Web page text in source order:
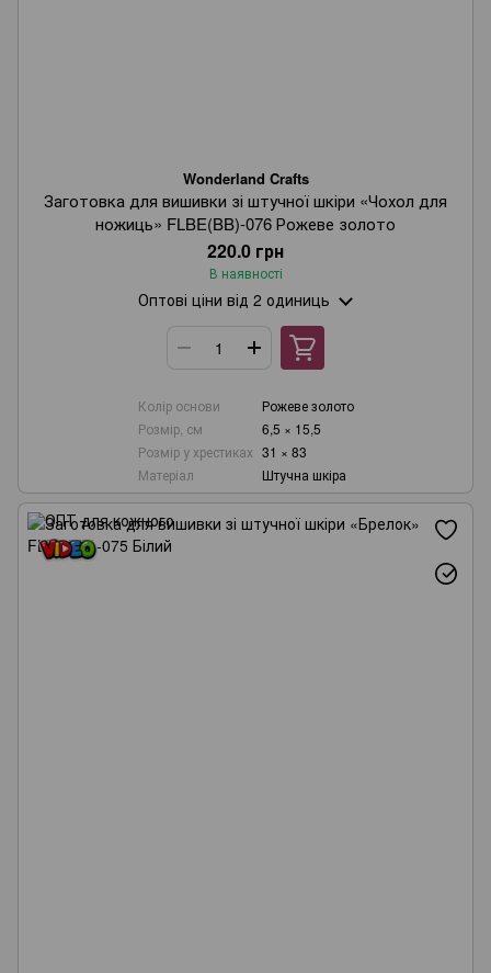
Wonderland Crafts
Заготовка для вишивки зі штучної шкіри «Чохол для
ножиць» FLBE(BB)-076 Рожеве золото
220.0 грн
В наявності
Оптові ціни від 2 одиниць
Колір основи
Рожеве золото
Розмір, см
6,5 × 15,5
Розмір у хрестиках 31 × 83
Матеріал
Штучна шкіра